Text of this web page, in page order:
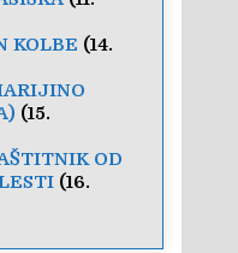
KOLBE (14.
(15.
OD
(16.